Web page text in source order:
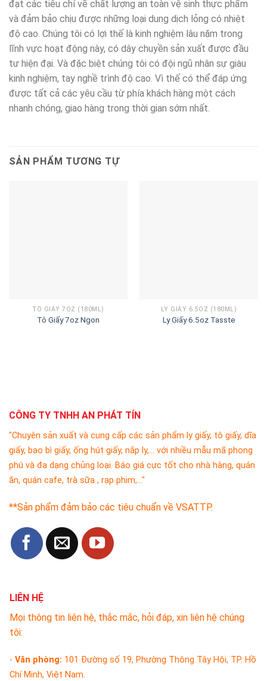
đạt các tiêu chí về chất lượng an toàn vệ sinh thực phẩm
và đảm bảo chịu được những loại dung dịch lỏng có nhiệt
độ cao. Chúng tôi có lợi thế là kinh nghiệm lâu năm trong
lĩnh vực hoạt động này, có dây chuyền sản xuất được đầu
tư hiện đại. Và đặc biệt chúng tôi có đội ngũ nhân sự giàu
kinh nghiệm, tay nghề trình độ cao. Vì thế có thể đáp ứng
được tất cả các yêu cầu từ phía khách hàng một cách
nhanh chóng, giao hàng trong thời gian sớm nhất.
SẢN PHẨM TƯƠNG TỰ
TÔ GIẤY 7OZ (180ML)
Tô Giấy 7oz Ngon
LY GIẤY 6.5OZ (180ML)
Ly Giấy 6.5oz Tasste
CÔNG TY TNHH AN PHÁT TÍN
"Chuyên sản xuất và cung cấp các sản phẩm ly giấy, tô giấy, dĩa
giấy, bao bì giấy, ống hút giấy, nắp ly,... với nhiều mẫu mã phong
phú và đa dạng chủng loại. Báo giá cực tốt cho nhà hàng, quán
ăn, quán cafe, trà sữa , rạp phim,..."
**Sản phẩm đảm bảo các tiêu chuẩn về VSATTP.
LIÊN HỆ
Mọi thông tin liên hệ, thắc mắc, hỏi đáp, xin liên hệ chúng
tôi:
- Văn phòng: 101 Đường số 19, Phường Thông Tây Hội, TP. Hồ
Chí Minh, Việt Nam.